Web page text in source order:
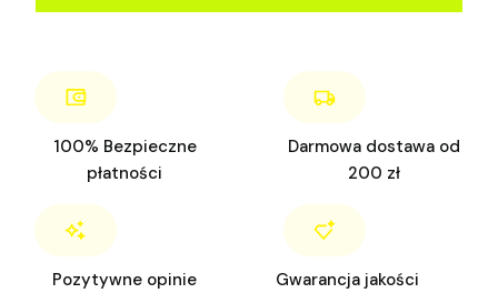
100% Bezpieczne
płatności
Darmowa dostawa od
200 zł
Pozytywne opinie
Gwarancja jakości